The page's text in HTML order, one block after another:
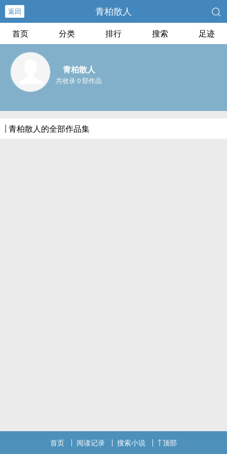
返回 青柏散人
首页 分类 排行 搜索 足迹
青柏散人
共收录 0 部作品
青柏散人的全部作品集
首页 阅读记录 搜索小说 顶部